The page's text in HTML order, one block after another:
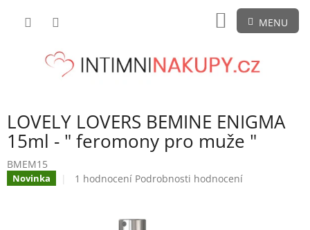
NÁKUPNÍ
KOŠÍK
LOVELY LOVERS BEMINE ENIGMA
15ml - " feromony pro muže "
BMEM15
Novinka
Průměrné
1 hodnocení Podrobnosti hodnocení